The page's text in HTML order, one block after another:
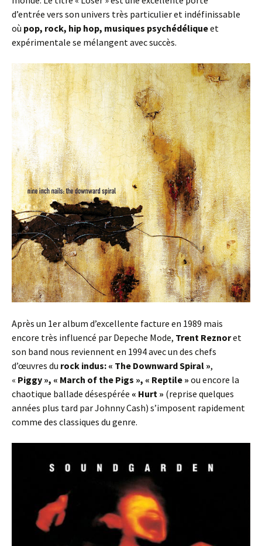
d’entrée vers son univers très particulier et indéfinissable
où pop, rock, hip hop, musiques psychédéliqueet
expérimentale se mélangent avec succès.
Après un 1er album d’excellente facture en 1989 mais
encore très influencé par Depeche Mode, Trent Reznoret
son band nous reviennent en 1994 avec un des chefs
d’œuvres du rock indus: « The Downward Spiral »,
« Piggy », « March of the Pigs », « Reptile » ou encore la
chaotique ballade désespérée « Hurt » (reprise quelques
années plus tard par Johnny Cash) s’imposent rapidement
comme des classiques du genre.